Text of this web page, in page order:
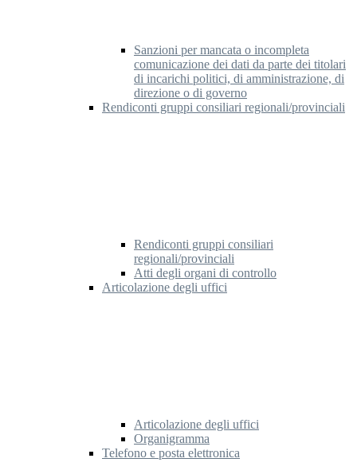
Sanzioni per mancata o incompleta
comunicazione dei dati da parte dei titolari
di incarichi politici, di amministrazione, di
direzione o di governo
Rendiconti gruppi consiliari regionali/provinciali
Rendiconti gruppi consiliari
regionali/provinciali
Atti degli organi di controllo
Articolazione degli uffici
Articolazione degli uffici
Organigramma
Telefono e posta elettronica